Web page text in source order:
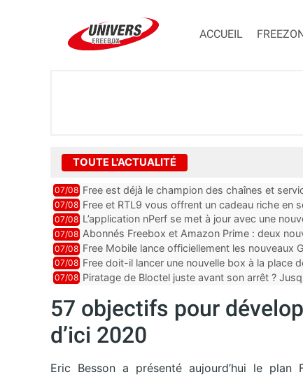
ACCUEIL
TOUTE L'ACTUALITÉ
07/08 Free est déjà le champion des chaînes et
encore au moin...
07/08 Free et RTL9 vous offrent un cadeau riche en
l’obtenir
07/08 L’application nPerf se met à jour avec une
Mobile, Orange, SFR ...
07/08 Abonnés Freebox et Amazon Prime : deux
07/08 Free Mobile lance officiellement les nouveaux
des promos et des cadeaux
07/08 Free doit-il lancer une nouvelle box à la place
07/08 Piratage de Bloctel juste avant son arrêt ?
57 objectifs pour
d’ici 2020
Eric Besson a présenté aujourd’hui le